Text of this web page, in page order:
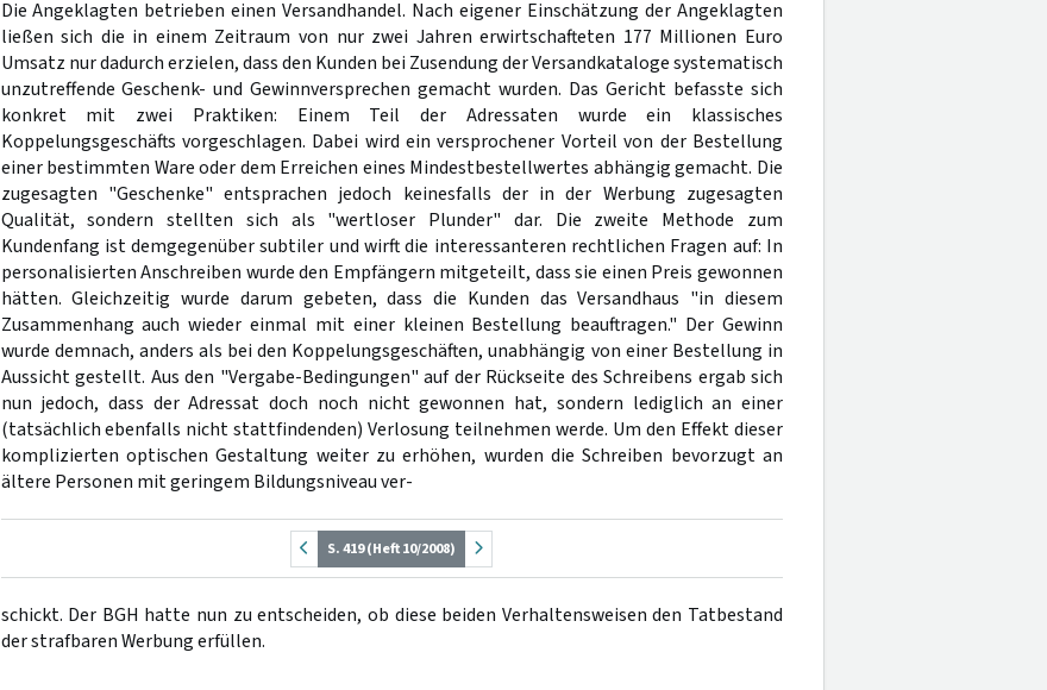
Die Angeklagten betrieben einen Versandhandel. Nach eigener Einschätzung der Angeklagten
ließen sich die in einem Zeitraum von nur zwei Jahren erwirtschafteten 177 Millionen Euro
Umsatz nur dadurch erzielen, dass den Kunden bei Zusendung der Versandkataloge systematisch
unzutreffende Geschenk- und Gewinnversprechen gemacht wurden. Das Gericht befasste sich
konkret mit zwei Praktiken: Einem Teil der Adressaten wurde ein klassisches
Koppelungsgeschäfts vorgeschlagen. Dabei wird ein versprochener Vorteil von der Bestellung
einer bestimmten Ware oder dem Erreichen eines Mindestbestellwertes abhängig gemacht. Die
zugesagten "Geschenke" entsprachen jedoch keinesfalls der in der Werbung zugesagten
Qualität, sondern stellten sich als "wertloser Plunder" dar. Die zweite Methode zum
Kundenfang ist demgegenüber subtiler und wirft die interessanteren rechtlichen Fragen auf: In
personalisierten Anschreiben wurde den Empfängern mitgeteilt, dass sie einen Preis gewonnen
hätten. Gleichzeitig wurde darum gebeten, dass die Kunden das Versandhaus "in diesem
Zusammenhang auch wieder einmal mit einer kleinen Bestellung beauftragen." Der Gewinn
wurde demnach, anders als bei den Koppelungsgeschäften, unabhängig von einer Bestellung in
Aussicht gestellt. Aus den "Vergabe-Bedingungen" auf der Rückseite des Schreibens ergab sich
nun jedoch, dass der Adressat doch noch nicht gewonnen hat, sondern lediglich an einer
(tatsächlich ebenfalls nicht stattfindenden) Verlosung teilnehmen werde. Um den Effekt dieser
komplizierten optischen Gestaltung weiter zu erhöhen, wurden die Schreiben bevorzugt an
ältere Personen mit geringem Bildungsniveau ver-
S. 419 (Heft 10/2008)
schickt. Der BGH hatte nun zu entscheiden, ob diese beiden Verhaltensweisen den Tatbestand
der strafbaren Werbung erfüllen.